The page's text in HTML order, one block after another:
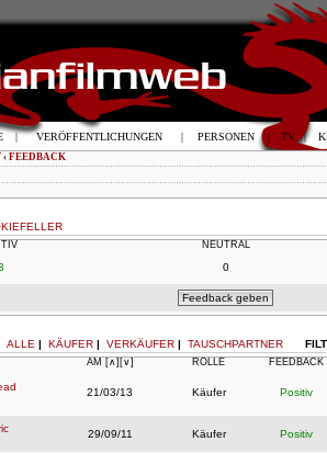
‹ FEEDBACK
NEUTRAL
0
ALLE | KÄUFER | VERKÄUFER | TAUSCHPARTNER
AM [∧] [∨] ROLLE FEEDBACK
21/03/13 Käufer Positiv
29/09/11 Käufer Positiv
| VERÖFFENTLICHUNGEN | PERSONEN | TV |